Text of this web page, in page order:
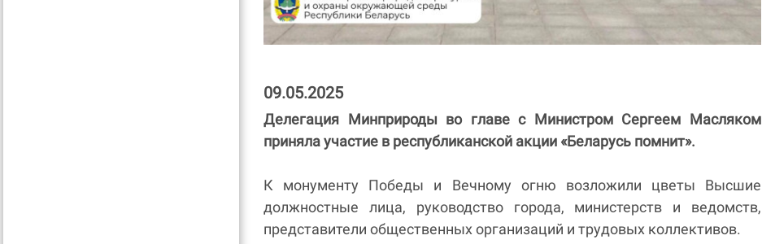
09.05.2025
Делегация Минприроды во главе с Министром Сергеем Масляком
приняла участие в республиканской акции «Беларусь помнит».
К монументу Победы и Вечному огню возложили цветы Высшие
должностные лица, руководство города, министерств и ведомств,
представители общественных организаций и трудовых коллективов.